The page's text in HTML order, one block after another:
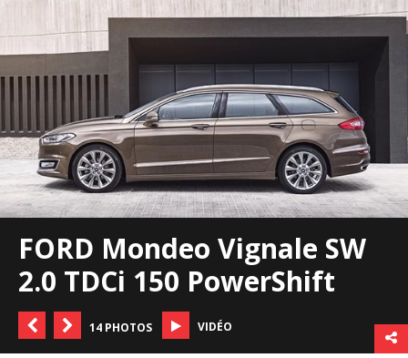
FORD Mondeo Vignale SW
2.0 TDCi 150 PowerShift
14 PHOTOS VIDÉO